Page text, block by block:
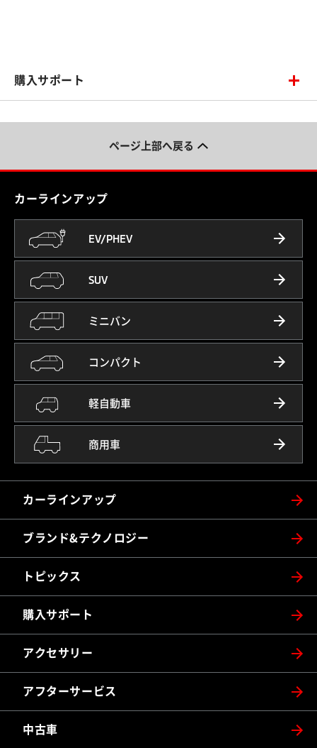
購入サポート
ページ上部へ戻る
カーラインアップ
カーラインアップ
EV/PHEV
SUV
ミニバン
コンパクト
軽自動車
商用車
ブランド&テクノロジー
トピックス
購入サポート
アクセサリー
アフターサービス
中古車